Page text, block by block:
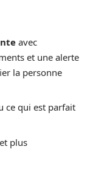
avec
et une alerte
la personne
ce qui est parfait
plus